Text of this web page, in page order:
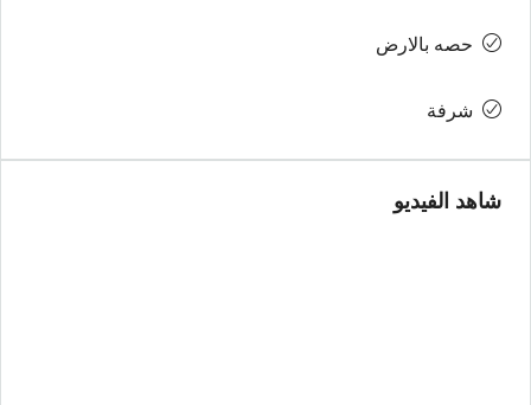
حصه بالارض
شرفة
شاهد الفيديو